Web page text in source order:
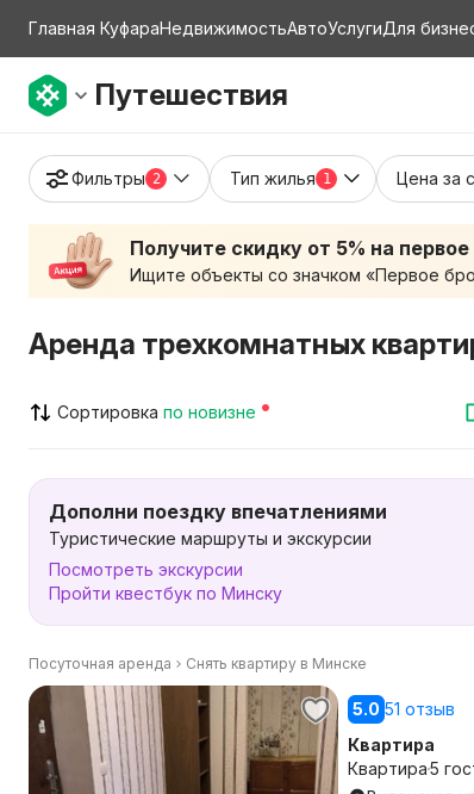
Главная КуфараНедвижимостьАвтоУслугиДля
Путешествия
Фильтры 2 Тип жилья 1 Цена за
Получите скидку от 5% на
Ищите объекты со значком «Первое
Аренда трехкомнатных
Сортировка по новизне
Дополни поездку впечатлениями
Туристические маршруты и экскурсии
Посмотреть экскурсии
Пройти квестбук по Минску
Посуточная аренда Снять квартиру в Минске
5.0 51 отзыв
Квартира
Квартира5